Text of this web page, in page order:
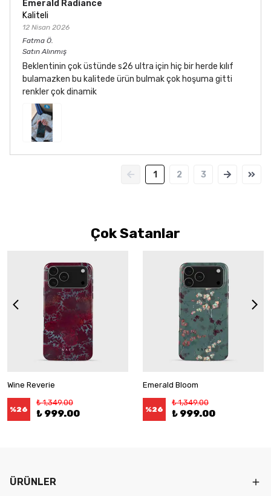
Emerald Radiance
Kaliteli
12 Nisan 2026
Fatma Ö.
Satın Alınmış
Beklentinin çok üstünde s26 ultra için hiç bir herde kılıf
bulamazken bu kalitede ürün bulmak çok hoşuma gitti
renkler çok dinamik
1 2 3
Çok Satanlar
Wine Reverie
%26
₺ 1,349.00
₺ 999.00
Emerald Bloom
%26
₺ 1,349.00
₺ 999.00
ÜRÜNLER